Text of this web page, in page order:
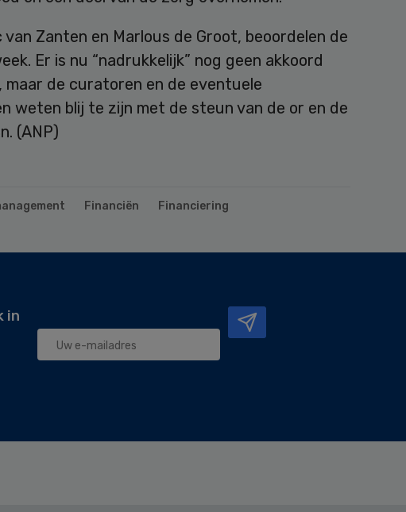
Zanten en Marlous de Groot, beoordelen de
Er is nu “nadrukkelijk” nog geen akkoord
de curatoren en de eventuele
weten blij te zijn met de steun van de or en de
(ANP)
Financiën Financiering
in